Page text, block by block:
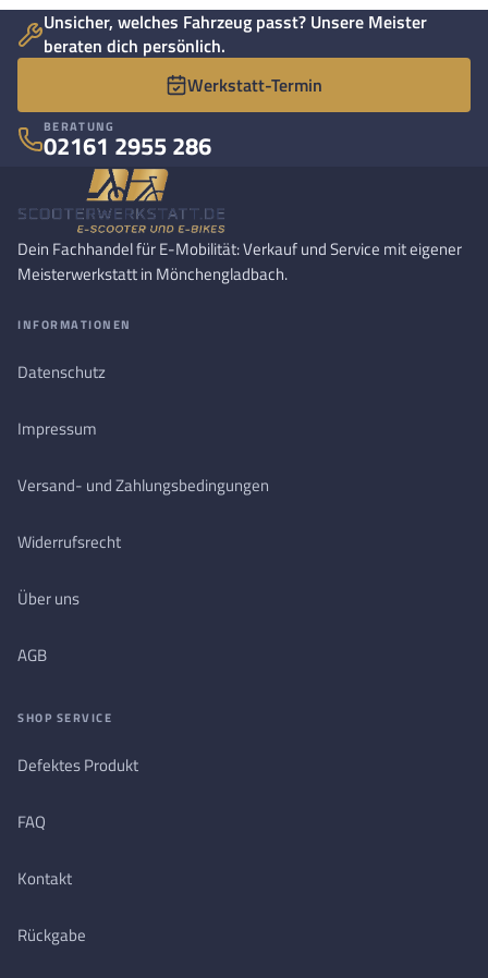
Unsicher, welches Fahrzeug passt? Unsere Meister
beraten dich persönlich.
Werkstatt-Termin
BERATUNG
02161 2955 286
Dein Fachhandel für E-Mobilität: Verkauf und Service mit eigener
Meisterwerkstatt in Mönchengladbach.
INFORMATIONEN
Datenschutz
Impressum
Versand- und Zahlungsbedingungen
Widerrufsrecht
Über uns
AGB
SHOP SERVICE
Defektes Produkt
FAQ
Kontakt
Rückgabe